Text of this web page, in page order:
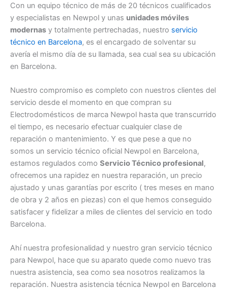
Con un equipo técnico de más de 20 técnicos cualificados
y especialistas en Newpol y unas unidades móviles
modernas y totalmente pertrechadas, nuestro servicio
técnico en Barcelona, es el encargado de solventar su
avería el mismo día de su llamada, sea cual sea su ubicación
en Barcelona.
Nuestro compromiso es completo con nuestros clientes del
servicio desde el momento en que compran su
Electrodomésticos de marca Newpol hasta que transcurrido
el tiempo, es necesario efectuar cualquier clase de
reparación o mantenimiento. Y es que pese a que no
somos un servicio técnico oficial Newpol en Barcelona,
estamos regulados como Servicio Técnico profesional,
ofrecemos una rapidez en nuestra reparación, un precio
ajustado y unas garantías por escrito ( tres meses en mano
de obra y 2 años en piezas) con el que hemos conseguido
satisfacer y fidelizar a miles de clientes del servicio en todo
Barcelona.
Ahí nuestra profesionalidad y nuestro gran servicio técnico
para Newpol, hace que su aparato quede como nuevo tras
nuestra asistencia, sea como sea nosotros realizamos la
reparación. Nuestra asistencia técnica Newpol en Barcelona